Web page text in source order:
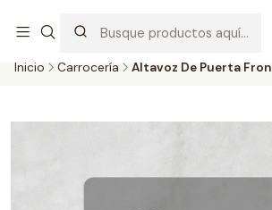
probados con altos estándares de calidad.
Inicio Carrocería Altavoz De Puerta